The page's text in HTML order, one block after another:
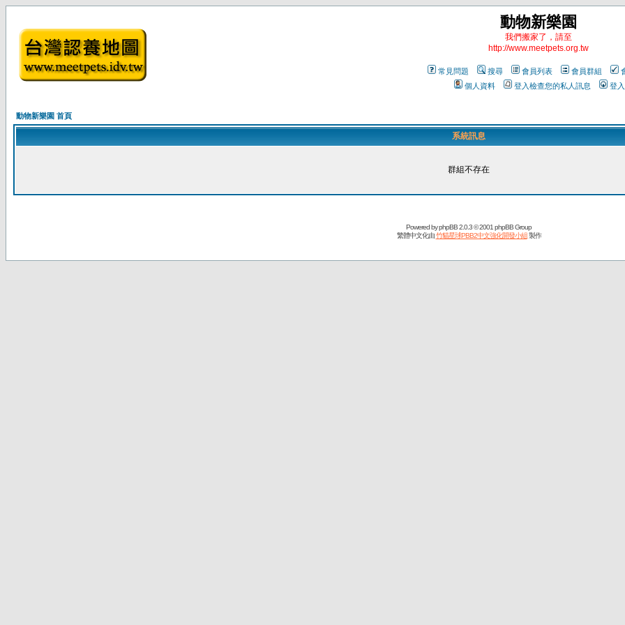
動物新樂園
我們搬家了，請至
http://www.meetpets.org.tw
常見問題 搜尋 會員列表 會員群組
個人資料
登入檢查您的私人訊息 登入
動物新樂園 首頁
系統訊息
群組不存在
Powered byphpBB2.0.3 © 2001 phpBB Group
繁體中文化由竹貓星球PBB2中文強化開發小組製作